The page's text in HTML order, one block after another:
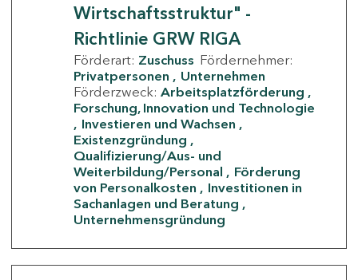
Wirtschaftsstruktur" -
Richtlinie GRW RIGA
Förderart: Zuschuss Fördernehmer:
Privatpersonen
Unternehmen
Förderzweck: Arbeitsplatzförderung
Forschung, Innovation und Technologie
Investieren und Wachsen
Existenzgründung
Qualifizierung/Aus- und
Weiterbildung/Personal
Förderung
von Personalkosten
Investitionen in
Sachanlagen und Beratung
Unternehmensgründung